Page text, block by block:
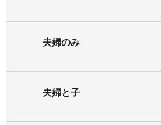
夫婦のみ
夫婦と子